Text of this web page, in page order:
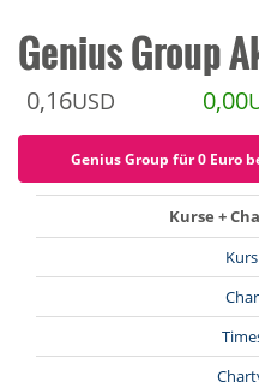
Genius Group
0,16USD 0,00
Genius Group für 0 Euro
Kurse +